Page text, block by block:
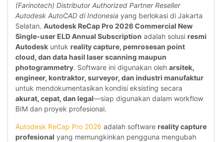
(Farinotech) Distributor Authorized Partner Reseller
Autodesk AutoCAD di Indonesia yang berlokasi di Jakarta
Selatan. Autodesk ReCap Pro 2026 Commercial New
Single-user ELD Annual Subscription adalah solusi resmi
Autodesk untuk reality capture, pemrosesan point
cloud, dan data hasil laser scanning maupun
photogrammetry. Software ini digunakan oleh arsitek,
engineer, kontraktor, surveyor, dan industri manufaktur
untuk mendokumentasikan kondisi eksisting secara
akurat, cepat, dan legal—siap digunakan dalam workflow
BIM dan proyek profesional.
Autodesk ReCap Pro 2026 adalah software reality capture
profesional yang memungkinkan pengguna mengubah